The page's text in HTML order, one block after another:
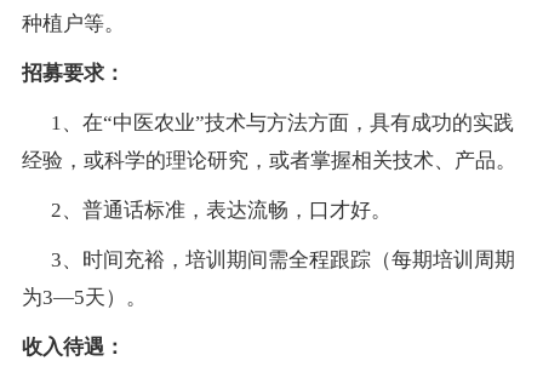
种植户等。
招募要求：
1、在“中医农业”技术与方法方面，具有成功的实践
经验，或科学的理论研究，或者掌握相关技术、产品。
2、普通话标准，表达流畅，口才好。
3、时间充裕，培训期间需全程跟踪（每期培训周期
为3—5天）。
收入待遇：